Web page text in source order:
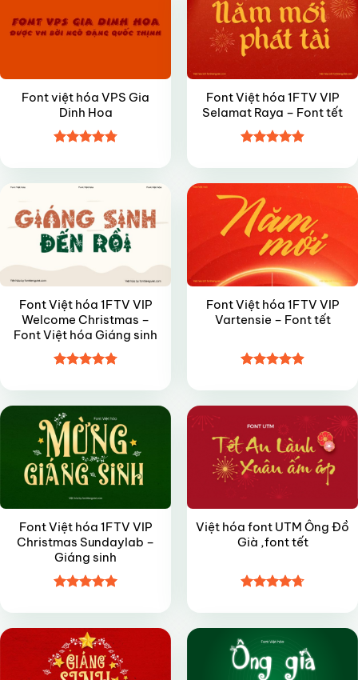
Font việt hóa VPS Gia
Dinh Hoa
hạng4.85
sao
Font Việt hóa 1FTV VIP
Selamat Raya – Font tết
hạng4.95
sao
Font Việt hóa 1FTV VIP
Welcome Christmas –
Font Việt hóa Giáng sinh
hạng4.85
sao
Font Việt hóa 1FTV VIP
Vartensie – Font tết
hạng4.95
sao
Font Việt hóa 1FTV VIP
Christmas Sundaylab –
Giáng sinh
hạng55
sao
Việt hóa font UTM Ông Đồ
Già ,font tết
hạng4.75
sao